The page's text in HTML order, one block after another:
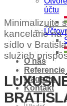
účtu
O nás
Referencie
Magazin
Kontakt
Minimalizujte
kancelárie na
sídlo v
služieb